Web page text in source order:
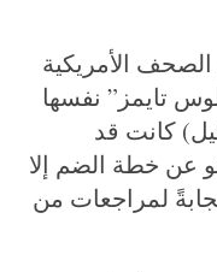
الأمريكية
تايمز” نفسها
كانت قد
عن خطة الضم إلا
لمراجعات من